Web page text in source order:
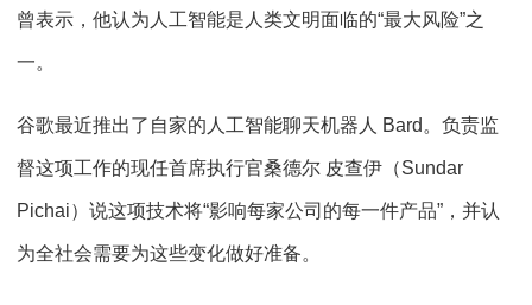
曾表示，他认为人工智能是人类文明面临的“最大风险”之
一。
谷歌最近推出了自家的人工智能聊天机器人 Bard。负责监
督这项工作的现任首席执行官桑德尔 皮查伊（Sundar
Pichai）说这项技术将“影响每家公司的每一件产品”，并认
为全社会需要为这些变化做好准备。